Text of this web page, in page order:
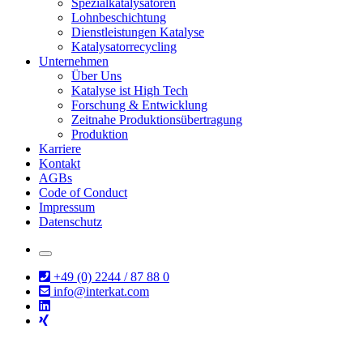
Spezialkatalysatoren
Lohnbeschichtung
Dienstleistungen Katalyse
Katalysatorrecycling
Unternehmen
Über Uns
Katalyse ist High Tech
Forschung & Entwicklung
Zeitnahe Produktionsübertragung
Produktion
Karriere
Kontakt
AGBs
Code of Conduct
Impressum
Datenschutz
+49 (0) 2244 / 87 88 0
info@interkat.com